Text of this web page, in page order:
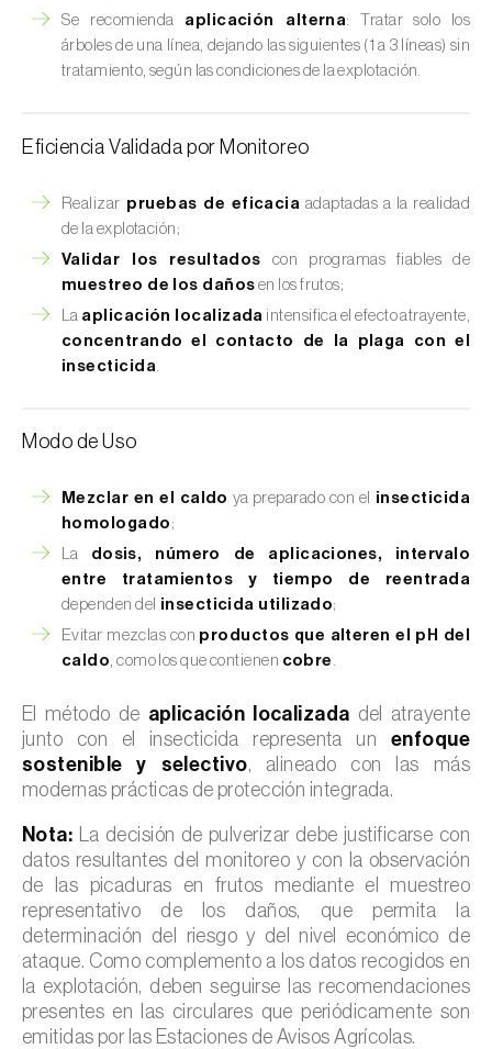
Se recomienda aplicación alterna: Tratar solo los
árboles de una línea, dejando las siguientes (1 a 3 líneas) sin
tratamiento, según las condiciones de la explotación.
Eficiencia Validada por Monitoreo
Realizar pruebas de eficacia adaptadas a la realidad
de la explotación;
Validar los resultados con programas fiables de
muestreo de los daños en los frutos;
La aplicación localizada intensifica el efecto atrayente,
concentrando el contacto de la plaga con el
insecticida
Modo de Uso
Mezclar en el caldo ya preparado con el insecticida
homologado ;
La dosis, número de aplicaciones, intervalo
entre tratamientos y tiempo de reentrada
dependen del insecticida utilizado;
Evitar mezclas con productos que alteren el pH del
caldo, como los que contienen cobre .
El método de aplicación localizada del atrayente
junto con el insecticida representa un enfoque
sostenible y selectivo, alineado con las más
modernas prácticas de protección integrada.
Nota: La decisión de pulverizar debe justificarse con
datos resultantes del monitoreo y con la observación
de las picaduras en frutos mediante el muestreo
representativo de los daños, que permita la
determinación del riesgo y del nivel económico de
ataque. Como complemento a los datos recogidos en
la explotación, deben seguirse las recomendaciones
presentes en las circulares que periódicamente son
emitidas por las Estaciones de Avisos Agrícolas.